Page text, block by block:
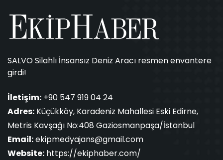
SALVO Silahlı İnsansız Deniz Aracı resmen envantere
girdi!
İletişim: +90 547 919 04 24
Adres: Küçükköy, Karadeniz Mahallesi Eski Edirne,
Metris Kavşağı No:408 Gaziosmanpaşa/İstanbul
Email:ekipmedyajans@gmail.com
Website: https://ekiphaber.com/